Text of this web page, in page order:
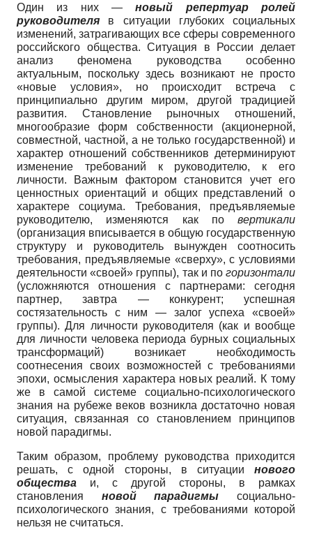
Один из них —новый репертуар ролей
руководителя в ситуации глубо­ких социальных
изменений, затрагива­ющих все сферы современного
россий­ского общества. Ситуация в России де­лает
анализ феномена руководства осо­бенно
актуальным, поскольку здесь воз­никают не просто
«новые условия», но происходит встреча с
принципиально другим миром, другой традицией
разви­тия. Становление рыночных отноше­ний,
многообразие форм собственности (акционерной,
совместной, частной, а не только государственной) и
характер отношений собственников детермини­руют
изменение требований к руково­дителю, к его
личности. Важным факто­ром становится учет его
ценностных ориентаций и общих представлений о
характере социума. Требования, предъ­являемые
руководителю, изменяются как по вертикали
(организация вписы­вается в общую государственную
струк­туру и руководитель вынужден соотно­сить
требования, предъявляемые «свер­ху», с условиями
деятельности «своей» группы), так и по горизонтали
(услож­няются отношения с партнерами: сего­дня
партнер, завтра — конкурент; ус­пешная
состязательность с ним — залог успеха «своей»
группы). Для личности руководителя (как и вообще
для лично­сти человека периода бурных социаль­ных
трансформаций) возникает необхо­димость
соотнесения своих возможнос­тей с требованиями
эпохи, осмысления характера новых реалий. К тому
же в са­мой системе социально-психологичес­кого
знания на рубеже веков возникла достаточно новая
ситуация, связанная со становлением принципов
новой па­радигмы.
Таким образом, проблему руководст­ва приходится
решать, с одной стороны, в ситуации нового
общества и, с другой стороны, в рамках
становления новой парадигмы социально-
психологическо­го знания, с требованиями которой
нель­зя не считаться.